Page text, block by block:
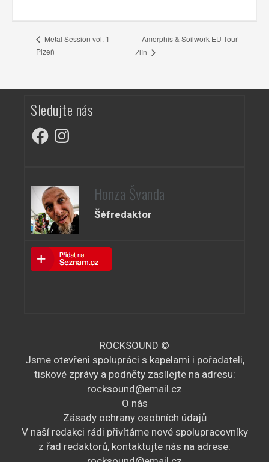
Metal Session vol. 1 –
Plzeň
Amorphis & Soilwork EU-Tour –
Zlín
Sledujte nás
FacebookInstagram
Honza Švanda
Šéfredaktor
ROCKSOUND ©
Jsme otevřeni spolupráci s kapelami i pořadateli,
tiskové zprávy a podněty zasílejte na adresu:
rocksound@email.cz
O nás
Zásady ochrany osobních údajů
V naší redakci rádi přivítáme nové spolupracovníky
z řad redaktorů, kontaktujte nás na adrese: